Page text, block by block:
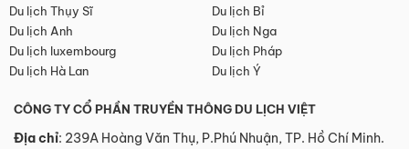
Du lịch Thụy Sĩ
Du lịch Bỉ
Du lịch Anh
Du lịch Nga
Du lịch luxembourg
Du lịch Pháp
Du lịch Hà Lan
Du lịch Ý
CÔNG TY CỔ PHẦN TRUYỀN THÔNG DU LỊCH VIỆT
Địa chỉ: 239A Hoàng Văn Thụ, P.Phú Nhuận, TP. Hồ Chí Minh.